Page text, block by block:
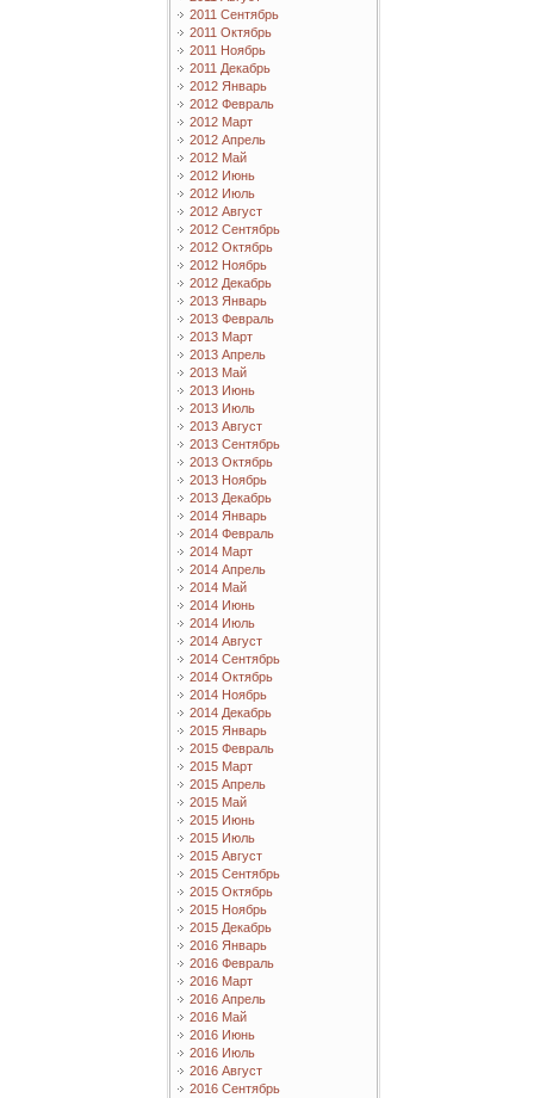
2011 Сентябрь
2011 Октябрь
2011 Ноябрь
2011 Декабрь
2012 Январь
2012 Февраль
2012 Март
2012 Апрель
2012 Май
2012 Июнь
2012 Июль
2012 Август
2012 Сентябрь
2012 Октябрь
2012 Ноябрь
2012 Декабрь
2013 Январь
2013 Февраль
2013 Март
2013 Апрель
2013 Май
2013 Июнь
2013 Июль
2013 Август
2013 Сентябрь
2013 Октябрь
2013 Ноябрь
2013 Декабрь
2014 Январь
2014 Февраль
2014 Март
2014 Апрель
2014 Май
2014 Июнь
2014 Июль
2014 Август
2014 Сентябрь
2014 Октябрь
2014 Ноябрь
2014 Декабрь
2015 Январь
2015 Февраль
2015 Март
2015 Апрель
2015 Май
2015 Июнь
2015 Июль
2015 Август
2015 Сентябрь
2015 Октябрь
2015 Ноябрь
2015 Декабрь
2016 Январь
2016 Февраль
2016 Март
2016 Апрель
2016 Май
2016 Июнь
2016 Июль
2016 Август
2016 Сентябрь